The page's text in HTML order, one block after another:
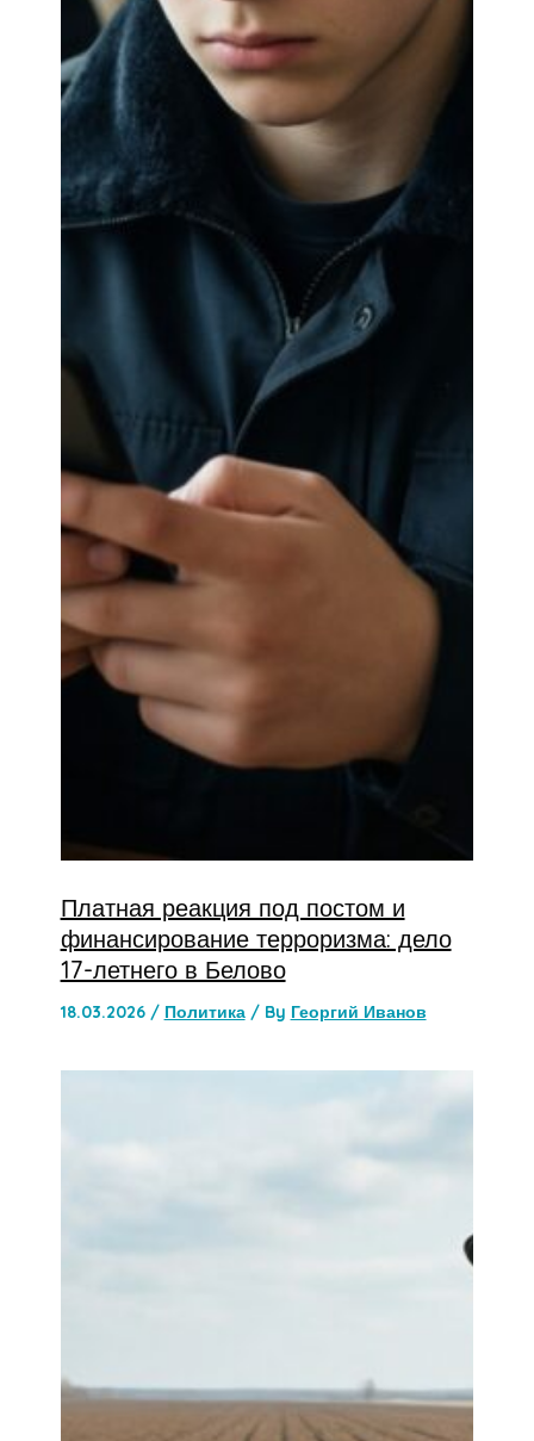
Платная реакция под постом и
финансирование терроризма: дело
17-летнего в Белово
18.03.2026 / Политика/ By Георгий Иванов